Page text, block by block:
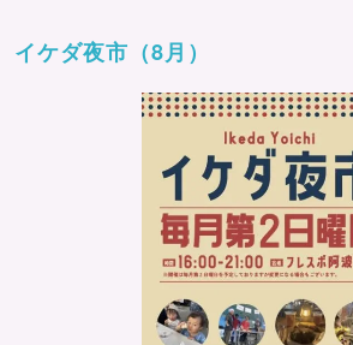
イケダ夜市（8月）